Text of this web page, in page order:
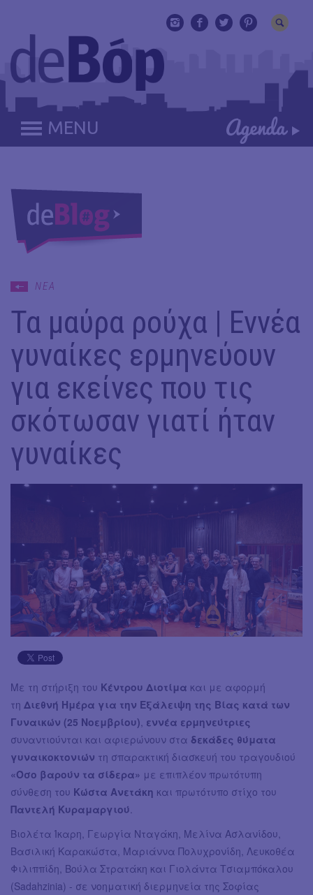
MENU
ΝΕΑ
Τα μαύρα ρούχα | Εννέα
γυναίκες ερμηνεύουν
για εκείνες που τις
σκότωσαν γιατί ήταν
γυναίκες
Με τη στήριξη του Κέντρου Διοτίμα και με αφορμή
τη Διεθνή Ημέρα για την Εξάλειψη της Βίας κατά των
Γυναικών (25 Νοεμβρίου) εννέα ερμηνεύτριες
συναντιούνται και αφιερώνουν στα δεκάδες θύματα
γυναικοκτονιών τη σπαρακτική διασκευή του τραγουδιού
«Όσο βαρούν τα σίδερα» με επιπλέον πρωτότυπη
σύνθεση του Κώστα Ανετάκη και πρωτότυπο στίχο του
Παντελή Κυραμαργιού
Βιολέτα Ίκαρη, Γεωργία Νταγάκη, Μελίνα Ασλανίδου,
Βασιλική Καρακώστα, Μαριάννα Πολυχρονίδη, Λευκοθέα
Φιλιππίδη, Βούλα Στρατάκη και Γιολάντα Τσιαμπόκαλου
(Sadahzinia) - σε νοηματική διερμηνεία της Σοφίας